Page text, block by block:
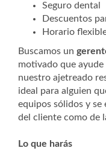
Seguro dental
Descuentos
Horario
Buscamos un
motivado que
nuestro ajetreado
ideal para alguien
equipos sólidos y se
del cliente como de
Lo que harás